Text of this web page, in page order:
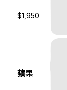
$1,950
蘋果